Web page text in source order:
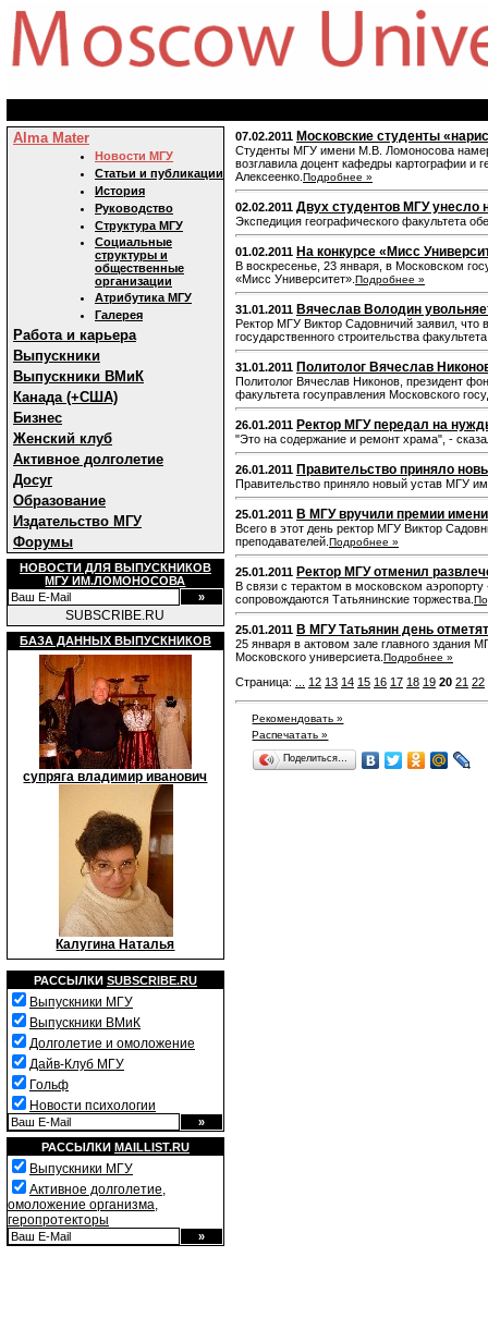
Alma Mater
Новости МГУ
Статьи и публикации
История
Руководство
Структура МГУ
Социальные
структуры и
общественные
организации
Атрибутика МГУ
Галерея
Работа и карьера
Выпускники
Выпускники ВМиК
Канада (+США)
Бизнес
Женский клуб
Активное долголетие
Досуг
Образование
Издательство МГУ
Форумы
НОВОСТИ ДЛЯ ВЫПУСКНИКОВ
МГУ ИМ.ЛОМОНОСОВА
SUBSCRIBE.RU
БАЗА ДАННЫХ ВЫПУСКНИКОВ
супряга владимир иванович
Калугина Наталья
РАССЫЛКИ SUBSCRIBE.RU
Выпускники МГУ
Выпускники ВМиК
Долголетие и омоложение
Дайв-Клуб МГУ
Гольф
Новости психологии
РАССЫЛКИ MAILLIST.RU
Выпускники МГУ
Активное долголетие,
омоложение организма,
геропротекторы
07.02.2011 Московские студенты
Студенты МГУ имени М.В. Ломоносова
возглавила доцент кафедры картографии
Алексеенко. Подробнее »
02.02.2011 Двух студентов МГУ унесло
Экспедиция географического факультета
01.02.2011 На конкурсе «Мисс
В воскресенье, 23 января, в Московском
«Мисс Университет». Подробнее »
31.01.2011 Вячеслав Володин
Ректор МГУ Виктор Садовничий заявил, что
государственного строительства
31.01.2011 Политолог Вячеслав
Политолог Вячеслав Никонов, президент
факультета госуправления Московского
26.01.2011 Ректор МГУ передал на
"Это на содержание и ремонт храма", -
26.01.2011 Правительство приняло
Правительство приняло новый устав МГУ
25.01.2011 В МГУ вручили премии
Всего в этот день ректор МГУ Виктор
преподавателей. Подробнее »
25.01.2011 Ректор МГУ отменил
В связи с терактом в московском
сопровождаются Татьянинские торжества.
25.01.2011 В МГУ Татьянин день
25 января в актовом зале главного здания
Московского универсиета. Подробнее »
Страница: 12 13 14 15 16 17 18 19 20 21 22
Рекомендовать »
Распечатать »
Поделиться…